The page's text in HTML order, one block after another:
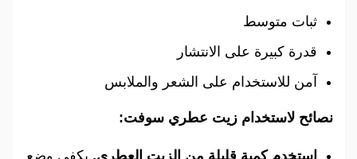
ثبات متوسط
قدرة كبيرة على الانتشار
آمن للاستخدام على الشعر والملابس
نصائح لاستخدام زيت عطري سوفت:
استخدم كمية قليلة من الزيت العطري. يكفي وضع